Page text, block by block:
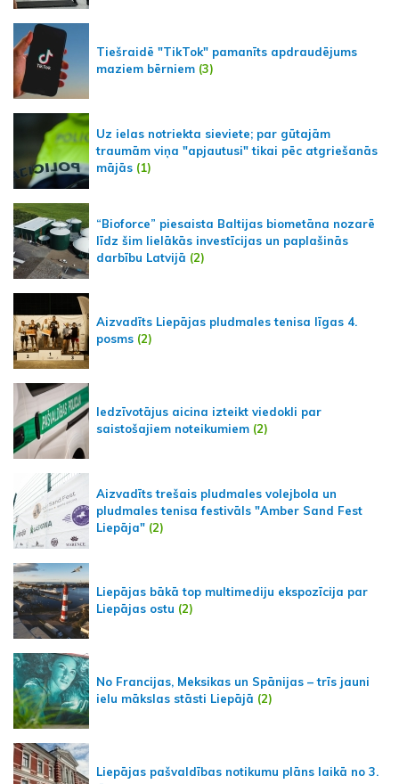
Tiešraidē "TikTok" pamanīts apdraudējums
maziem bērniem (3)
Uz ielas notriekta sieviete; par gūtajām
traumām viņa "apjautusi" tikai pēc atgriešanās
mājās (1)
“Bioforce” piesaista Baltijas biometāna nozarē
līdz šim lielākās investīcijas un paplašinās
darbību Latvijā (2)
Aizvadīts Liepājas pludmales tenisa līgas 4.
posms (2)
Iedzīvotājus aicina izteikt viedokli par
saistošajiem noteikumiem (2)
Aizvadīts trešais pludmales volejbola un
pludmales tenisa festivāls "Amber Sand Fest
Liepāja" (2)
Liepājas bākā top multimediju ekspozīcija par
Liepājas ostu (2)
No Francijas, Meksikas un Spānijas – trīs jauni
ielu mākslas stāsti Liepājā (2)
Liepājas pašvaldības notikumu plāns laikā no 3.